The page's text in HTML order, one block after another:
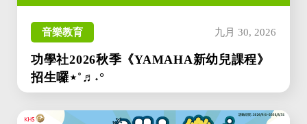
音樂教育 九月 30, 2026
功學社2026秋季《YAMAHA新幼兒課程》
招生囉⋆˚♬˖°